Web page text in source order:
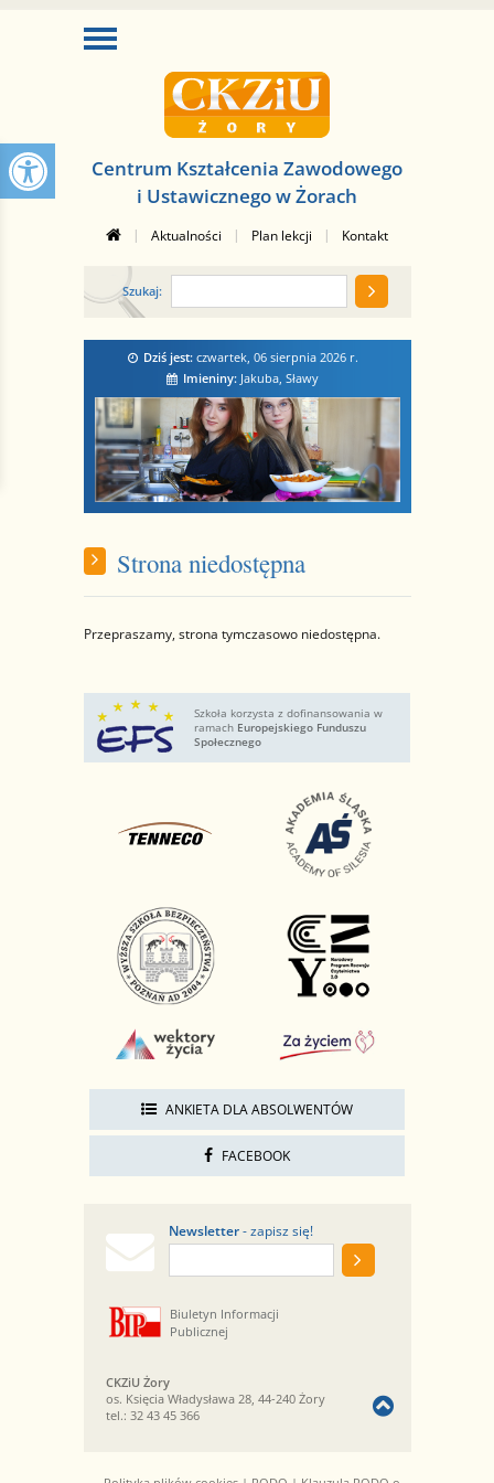
Centrum Kształcenia Zawodowego
i Ustawicznego w Żorach
| Aktualności | Plan lekcji | Kontakt
Szukaj:
Dziś jest: czwartek, 06 sierpnia 2026r.
Imieniny: Jakuba, Sławy
Strona niedostępna
Przepraszamy, strona tymczasowo niedostępna.
Szkoła korzysta z dofinansowania w
ramach Europejskiego Funduszu
Społecznego
ANKIETA DLA ABSOLWENTÓW
FACEBOOK
Newsletter- zapisz się!
Biuletyn Informacji
Publicznej
CKZiU Żory
os. Księcia Władysława 28, 44-240 Żory
tel.: 32 43 45 366